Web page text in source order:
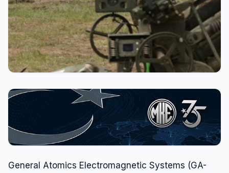
General Atomics Electromagnetic Systems (GA-